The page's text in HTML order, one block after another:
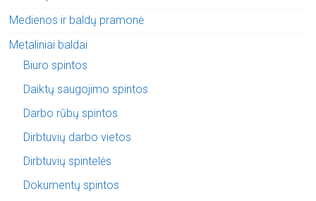
Medienos ir baldų pramonė
Metaliniai baldai
Biuro spintos
Daiktų saugojimo spintos
Darbo rūbų spintos
Dirbtuvių darbo vietos
Dirbtuvių spintelės
Dokumentų spintos